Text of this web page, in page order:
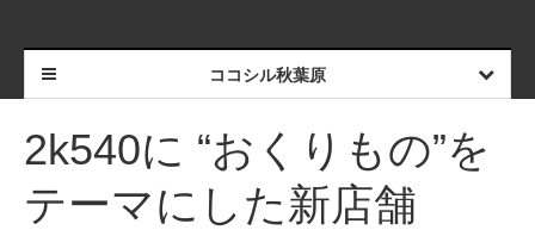
ココシル秋葉原
2k540に “おくりもの”を
テーマにした新店舗